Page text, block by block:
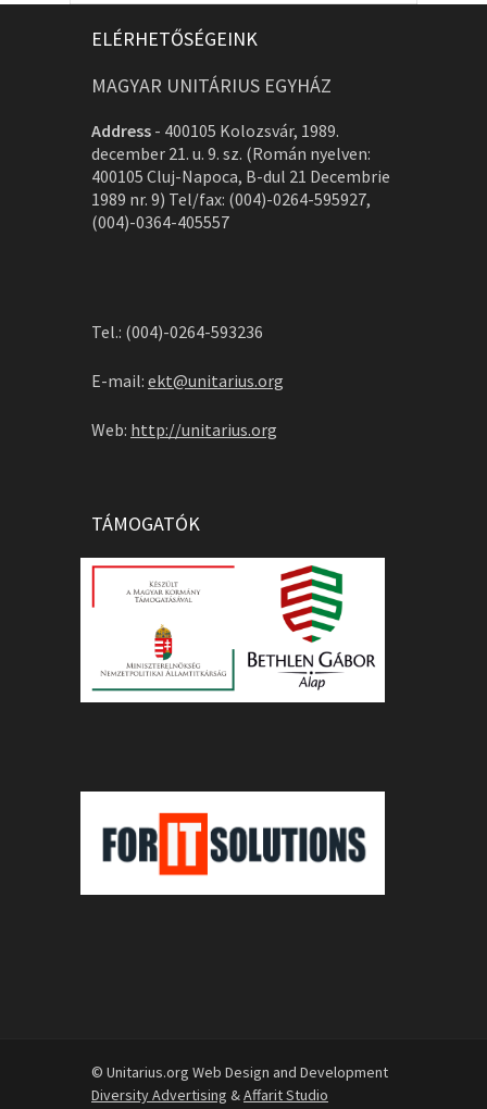
ELÉRHETŐSÉGEINK
MAGYAR UNITÁRIUS EGYHÁZ
Address - 400105 Kolozsvár, 1989.
december 21. u. 9. sz. (Román nyelven:
400105 Cluj-Napoca, B-dul 21 Decembrie
1989 nr. 9) Tel/fax: (004)-0264-595927,
(004)-0364-405557
Tel.: (004)-0264-593236
E-mail: ekt@unitarius.org
Web: http://unitarius.org
TÁMOGATÓK
© Unitarius.org Web Design and Development
Diversity Advertising &Affarit Studio